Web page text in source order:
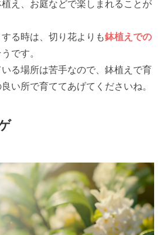
え、お庭などで楽しまれることが
る時は、切り花よりも鉢植えでの
です。
る場所は苦手なので、鉢植えで育
い所で育ててあげてくださいね。